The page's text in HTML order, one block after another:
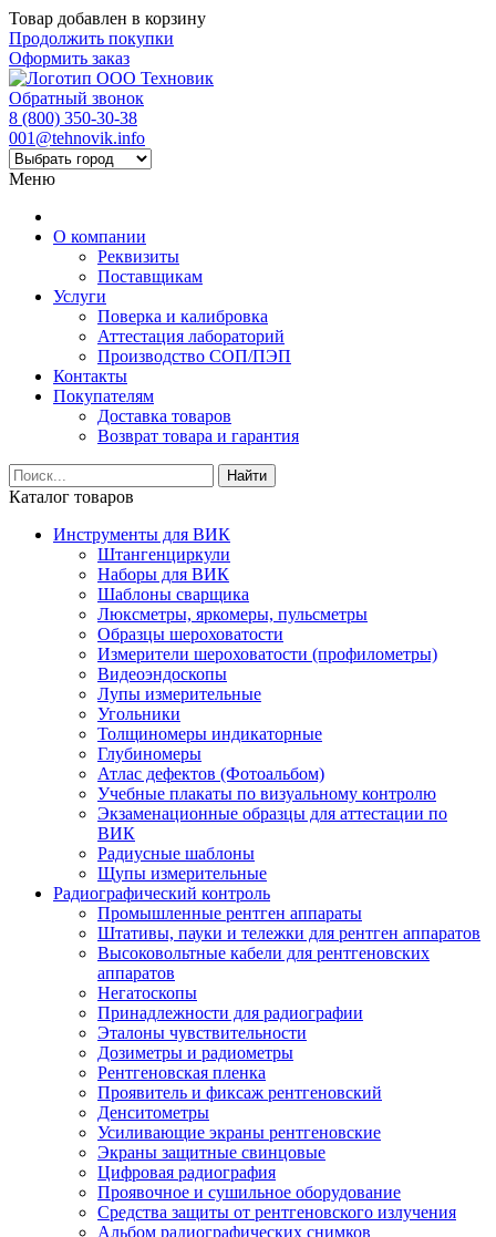
Товар добавлен в корзину
Продолжить покупки
Оформить заказ
Обратный звонок
8 (800) 350-30-38
001@tehnovik.info
Меню
О компании
Реквизиты
Поставщикам
Услуги
Поверка и калибровка
Аттестация лабораторий
Производство СОП/ПЭП
Контакты
Покупателям
Доставка товаров
Возврат товара и гарантия
Найти
Каталог товаров
Инструменты для ВИК
Штангенциркули
Наборы для ВИК
Шаблоны сварщика
Люксметры, яркомеры, пульсметры
Образцы шероховатости
Измерители шероховатости (профилометры)
Видеоэндоскопы
Лупы измерительные
Угольники
Толщиномеры индикаторные
Глубиномеры
Атлас дефектов (Фотоальбом)
Учебные плакаты по визуальному контролю
Экзаменационные образцы для аттестации по
ВИК
Радиусные шаблоны
Щупы измерительные
Радиографический контроль
Промышленные рентген аппараты
Штативы, пауки и тележки для рентген аппаратов
Высоковольтные кабели для рентгеновских
аппаратов
Негатоскопы
Принадлежности для радиографии
Эталоны чувствительности
Дозиметры и радиометры
Рентгеновская пленка
Проявитель и фиксаж рентгеновский
Денситометры
Усиливающие экраны рентгеновские
Экраны защитные свинцовые
Цифровая радиография
Проявочное и сушильное оборудование
Средства защиты от рентгеновского излучения
Альбом радиографических снимков